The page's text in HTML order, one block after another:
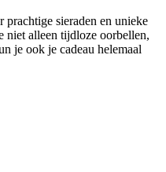
sieraden en unieke
niet alleen tijdloze oorbellen,
je ook je cadeau helemaal